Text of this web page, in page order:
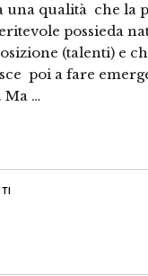
una qualità che la
possieda
(talenti) e
poi a fare
Ma …